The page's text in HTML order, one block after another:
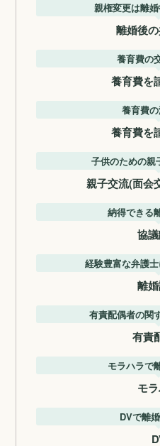
親権変更は離
離婚後
養育費の
養育費を
養育費
養育費を
子供のための親
親子交流(面会
納得できる
協
経験豊富な弁護
離
有責配偶者の関
有責
モラハラで
モ
DVで離